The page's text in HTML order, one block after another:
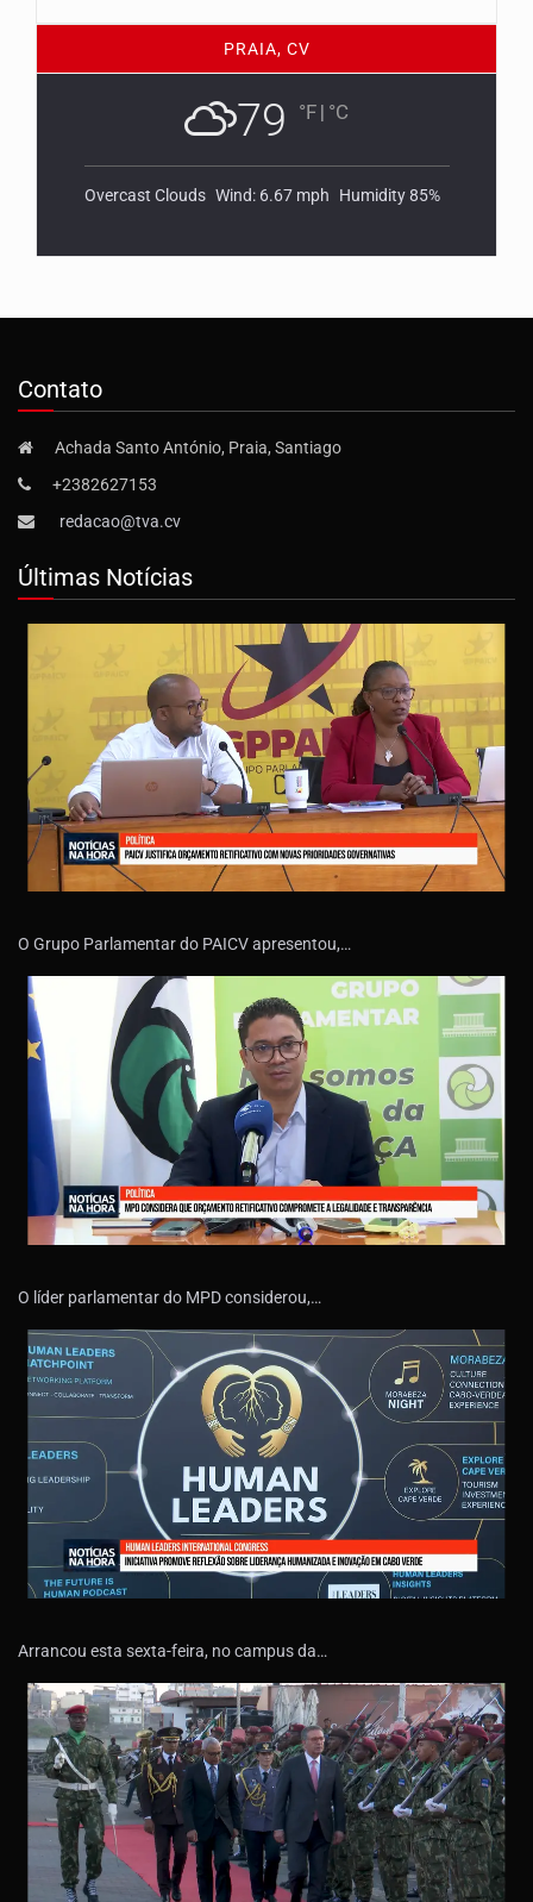
PRAIA, CV
79 °F | °C
Overcast Clouds Wind: 6.67 mph Humidity 85%
Contato
Achada Santo António, Praia, Santiago
+2382627153
redacao@tva.cv
Últimas Notícias
O Grupo Parlamentar do PAICV apresentou,…
O líder parlamentar do MPD considerou,…
Arrancou esta sexta-feira, no campus da…